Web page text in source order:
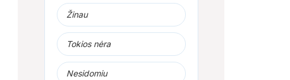
Žinau
Tokios nėra
Nesidomiu